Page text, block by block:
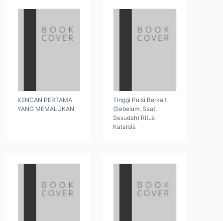
KENCAN PERTAMA
YANG MEMALUKAN
Tinggi Puisi Berkait
(Sebelum, Saat,
Sesudah) Ritus
Katarsis